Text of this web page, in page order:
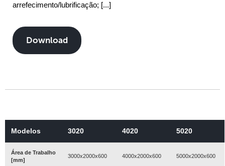
arrefecimento/lubrificação; [...]
Download
Modelos 3020 4020 5020
Área de Trabalho
[mm]
3000x2000x600 4000x2000x600 5000x2000x600